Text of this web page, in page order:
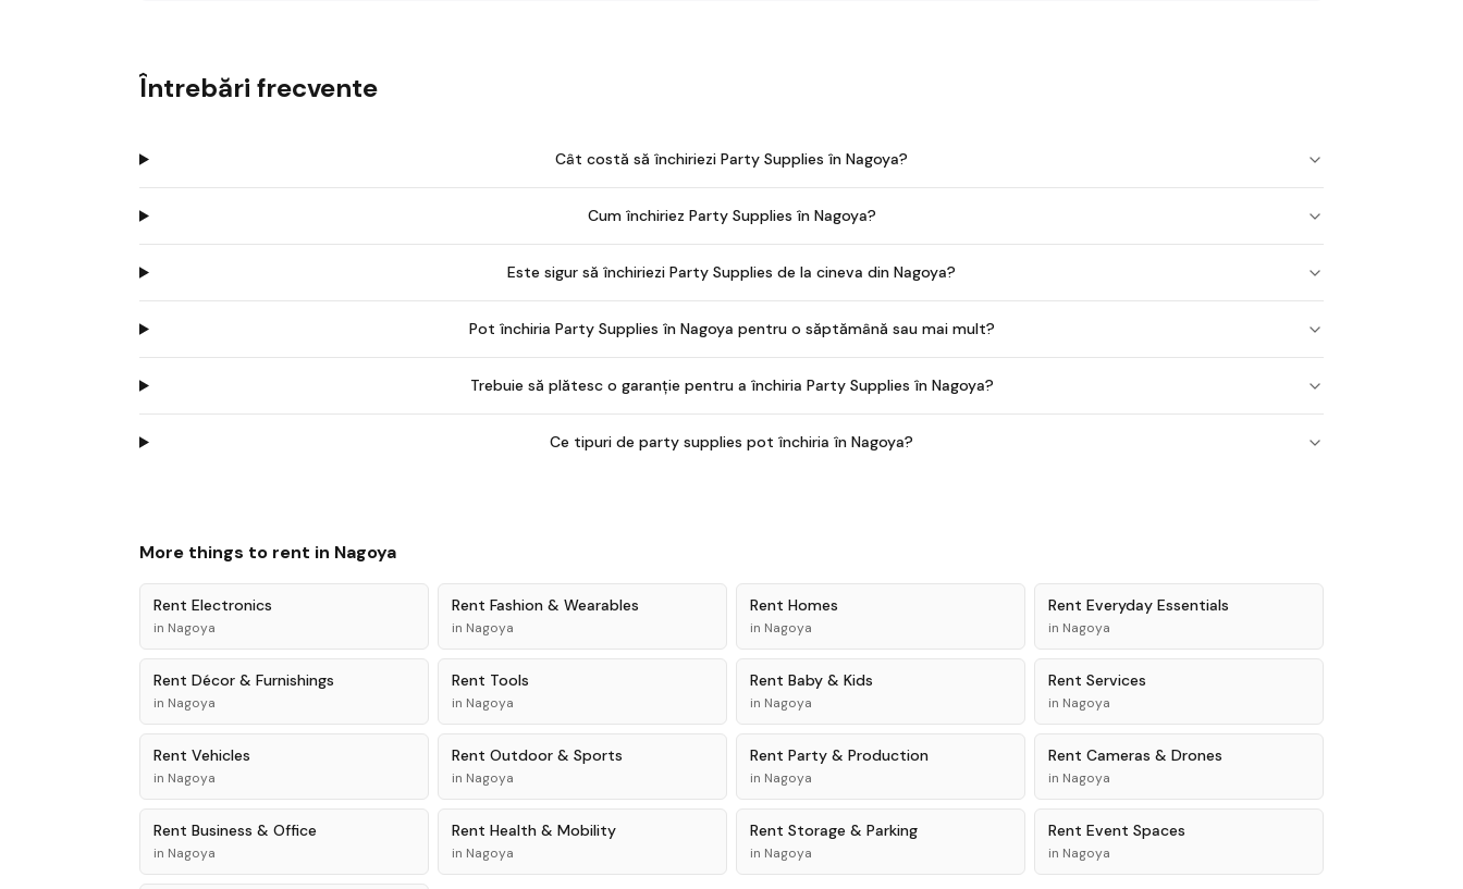
Întrebări frecvente
Cât costă să închiriezi Party Supplies în Nagoya?
Cum închiriez Party Supplies în Nagoya?
Este sigur să închiriezi Party Supplies de la cineva din Nagoya?
Pot închiria Party Supplies în Nagoya pentru o săptămână sau mai mult?
Trebuie să plătesc o garanție pentru a închiria Party Supplies în Nagoya?
Ce tipuri de party supplies pot închiria în Nagoya?
More things to rent in Nagoya
Rent Electronics
in Nagoya
Rent Fashion & Wearables
in Nagoya
Rent Homes
in Nagoya
Rent Everyday Essentials
in Nagoya
Rent Décor & Furnishings
in Nagoya
Rent Tools
in Nagoya
Rent Baby & Kids
in Nagoya
Rent Services
in Nagoya
Rent Vehicles
in Nagoya
Rent Outdoor & Sports
in Nagoya
Rent Party & Production
in Nagoya
Rent Cameras & Drones
in Nagoya
Rent Business & Office
in Nagoya
Rent Health & Mobility
in Nagoya
Rent Storage & Parking
in Nagoya
Rent Event Spaces
in Nagoya